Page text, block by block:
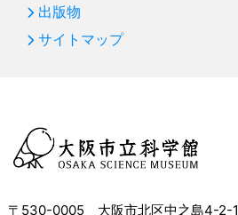
出版物
サイトマップ
〒530-0005 大阪市北区中之島4-2-1